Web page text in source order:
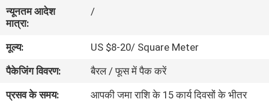
कारखाना
भ्रमण
गुणवत्ता
नियंत्रण
न्यूनतम आदेश
मात्रा:
/
मूल्य:
US $8-20/ Square Meter
पैकेजिंग विवरण:
बैरल / फूस में पैक करें
प्रसव के समय:
आपकी जमा राशि के 15 कार्य दिवसों के भीतर